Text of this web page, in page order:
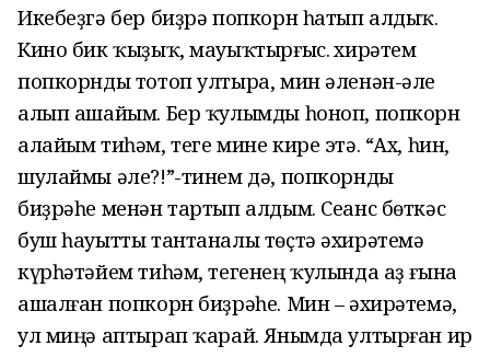
Икебеҙгә бер биҙрә попкорн һатып алдыҡ.
Кино бик ҡыҙыҡ, мауыҡтырғыс. Әхирәтем
попкорнды тотоп ултыра, мин әленән-әле
алып ашайым. Бер ҡулымды һоноп, попкорн
алайым тиһәм, теге мине кире этә. “Ах, һин,
шулаймы әле?!”-тинем дә, попкорнды
биҙрәһе менән тартып алдым. Сеанс бөткәс
буш һауытты тантаналы төҫтә әхирәтемә
күрһәтәйем тиһәм, тегенең ҡулында аҙ ғына
ашалған попкорн биҙрәһе. Мин – әхирәтемә,
ул миңә аптырап ҡарай. Янымда ултырған ир